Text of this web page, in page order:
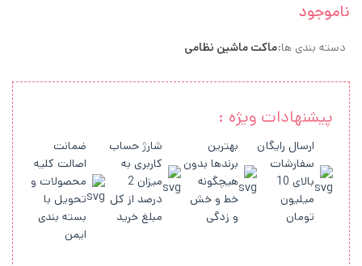
ناموجود
دسته بندی ها:ماکت ماشین نظامی
پیشنهادات ویژه :
ارسال رایگان
سفارشات
بالای 10
میلیون
تومان
بهترین
برندها بدون
هیچگونه
خط و خش
و زدگی
شارژ حساب
کاربری به
میزان 2
درصد از کل
مبلغ خرید
ضمانت
اصالت کلیه
محصولات و
تحویل با
بسته بندی
ایمن